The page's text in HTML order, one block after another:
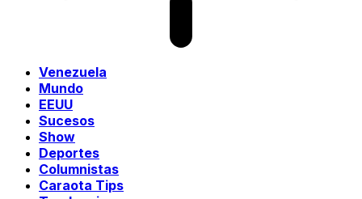
Venezuela
Mundo
EEUU
Sucesos
Show
Deportes
Columnistas
Caraota Tips